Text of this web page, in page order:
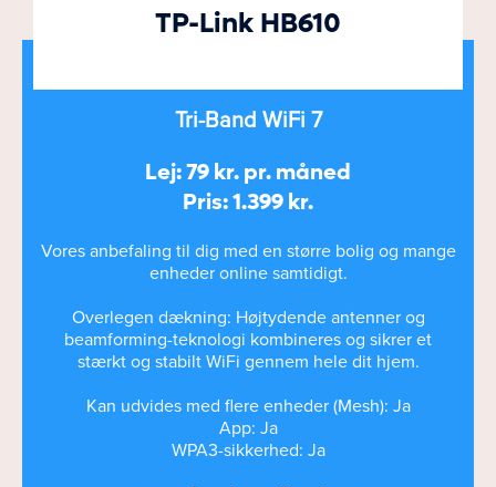
TP-Link HB610
Tri-Band WiFi 7
Lej: 79 kr. pr. måned
Pris: 1.399 kr.
Vores anbefaling til dig med en større bolig og mange
enheder online samtidigt.
Overlegen dækning: Højtydende antenner og
beamforming-teknologi kombineres og sikrer et
stærkt og stabilt WiFi gennem hele dit hjem.
Kan udvides med flere enheder (Mesh): Ja
App: Ja
WPA3-sikkerhed: Ja